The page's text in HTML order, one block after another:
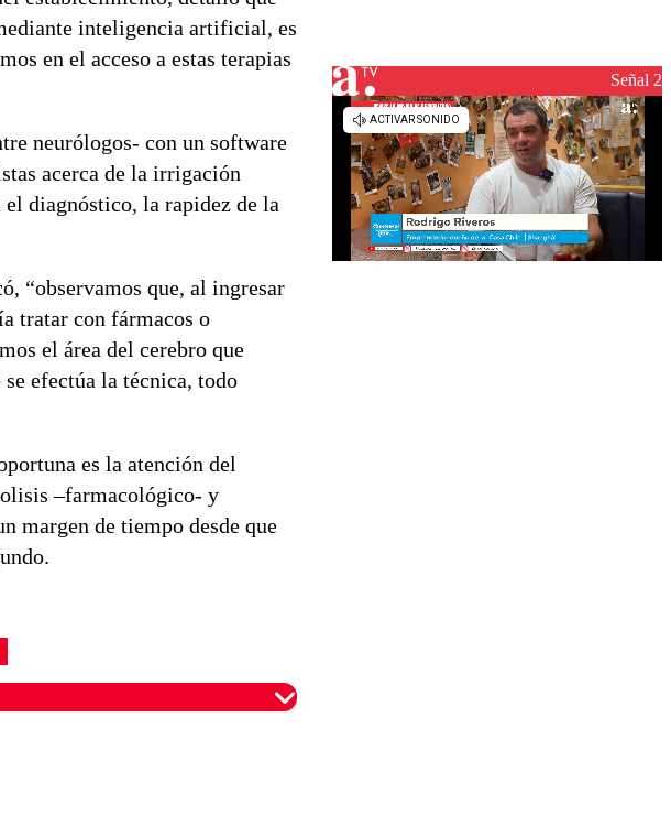
inteligencia artificial, es
en el acceso a estas terapias
neurólogos- con un software
acerca de la irrigación
diagnóstico, la rapidez de la
“observamos que, al ingresar
tratar con fármacos o
el área del cerebro que
efectúa la técnica, todo
es la atención del
–farmacológico- y
margen de tiempo desde que
reconstrucciónSeñal 2